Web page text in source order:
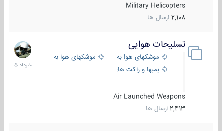
Military Helicopters
2,108 ارسال ها
تسلیحات هوایی
موشکهای هوا به هوا
موشکهای هوا به سطح
بمبها و راکت های هوایی
Air Launched Weapons
2,413 ارسال ها
30
خرداد
1405